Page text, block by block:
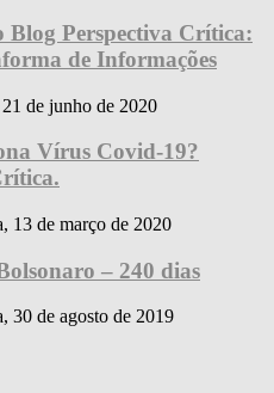
Blog Perspectiva Crítica:
de Informações
de junho de 2020
Vírus Covid-19?
13 de março de 2020
– 240 dias
30 de agosto de 2019